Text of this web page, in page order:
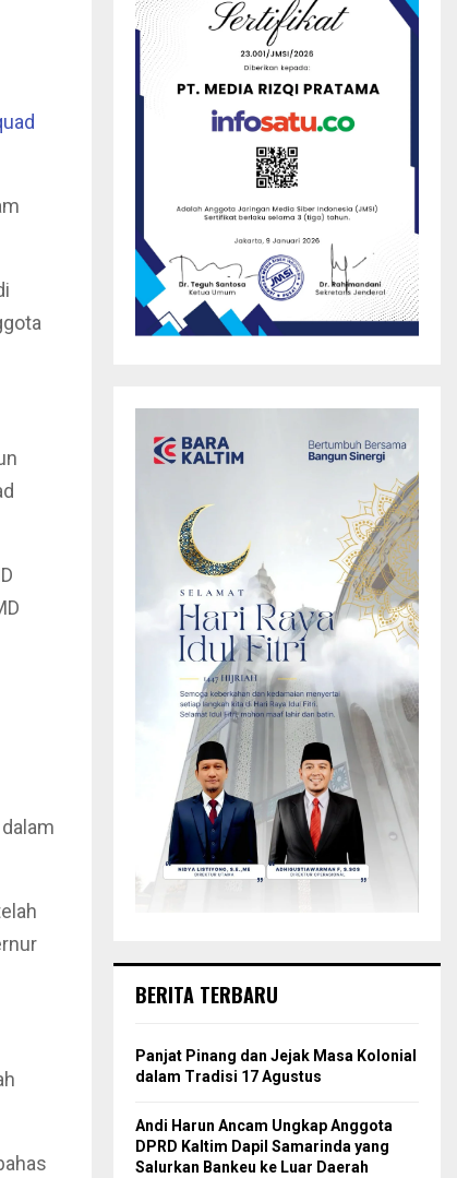
BERITA TERBARU
Panjat Pinang dan Jejak Masa Kolonial
dalam Tradisi 17 Agustus
Andi Harun Ancam Ungkap Anggota
DPRD Kaltim Dapil Samarinda yang
Salurkan Bankeu ke Luar Daerah